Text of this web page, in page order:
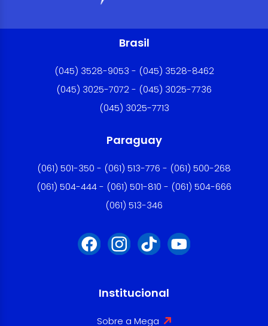
Brasil
(045) 3528-9053 - (045) 3528-8462
(045) 3025-7072 - (045) 3025-7736
(045) 3025-7713
Paraguay
(061) 501-350 - (061) 513-776 - (061) 500-268
(061) 504-444 - (061) 501-810 - (061) 504-666
(061) 513-346
Institucional
Sobre a Mega